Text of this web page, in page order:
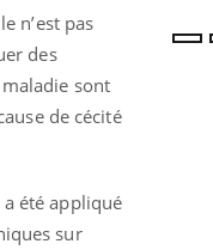
n’est pas
des
sont
de cécité
été appliqué
sur